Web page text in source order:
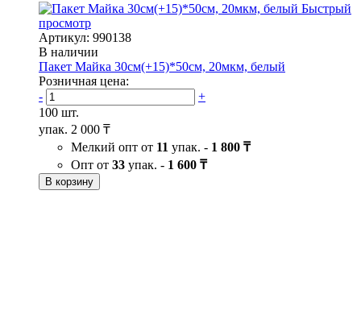
Быстрый
просмотр
Артикул: 990138
В наличии
Пакет Майка 30см(+15)*50см, 20мкм, белый
Розничная цена:
-
+
100 шт.
упак. 2 000 ₸
Мелкий опт от 11 упак. - 1 800 ₸
Опт от 33 упак. - 1 600 ₸
В корзину